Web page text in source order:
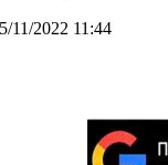
11/2022 11:44